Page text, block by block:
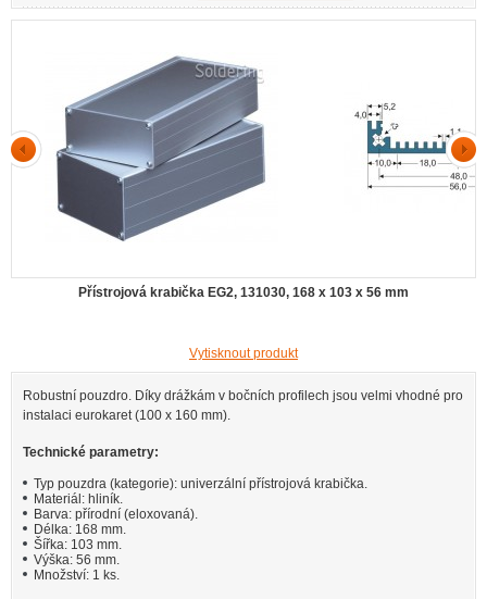
Přístrojová krabička EG2, 131030, 168 x 103 x 56 mm
Vytisknout produkt
Robustní pouzdro. Díky drážkám v bočních profilech jsou velmi vhodné pro
instalaci eurokaret (100 x 160 mm).
Technické parametry:
Typ pouzdra (kategorie): univerzální přístrojová krabička.
Materiál: hliník.
Barva: přírodní (eloxovaná).
Délka: 168 mm.
Šířka: 103 mm.
Výška: 56 mm.
Množství: 1 ks.